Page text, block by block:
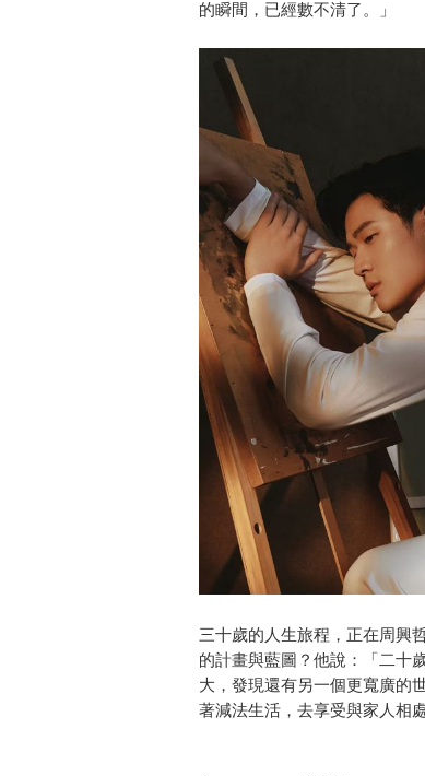
的瞬間，已經數不清了。」
三十歲的人生旅程，正在周興
的計畫與藍圖？他說：「二十
大，發現還有另一個更寬廣的
著減法生活，去享受與家人相